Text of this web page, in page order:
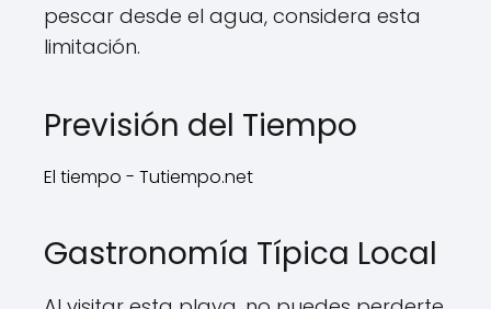
pescar desde el agua, considera esta
limitación.
Previsión del Tiempo
El tiempo - Tutiempo.net
Gastronomía Típica Local